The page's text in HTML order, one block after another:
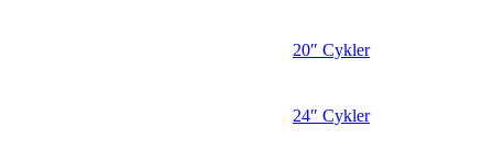
20″ Cykler
24″ Cykler